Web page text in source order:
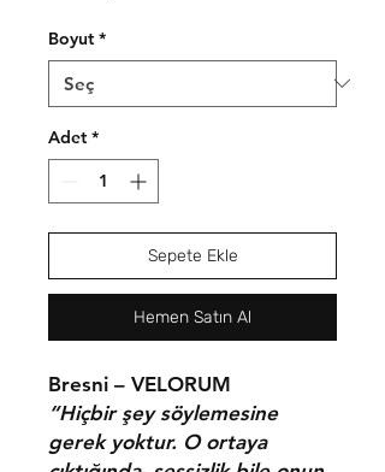
Boyut *
Adet *
Sepete Ekle
Hemen Satın Al
Bresni – VELORUM
“Hiçbir şey söylemesine
gerek yoktur. O ortaya